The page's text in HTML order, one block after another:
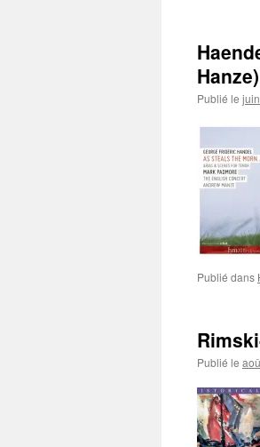
Hanze)
Publié le
Publié dans
Publié le